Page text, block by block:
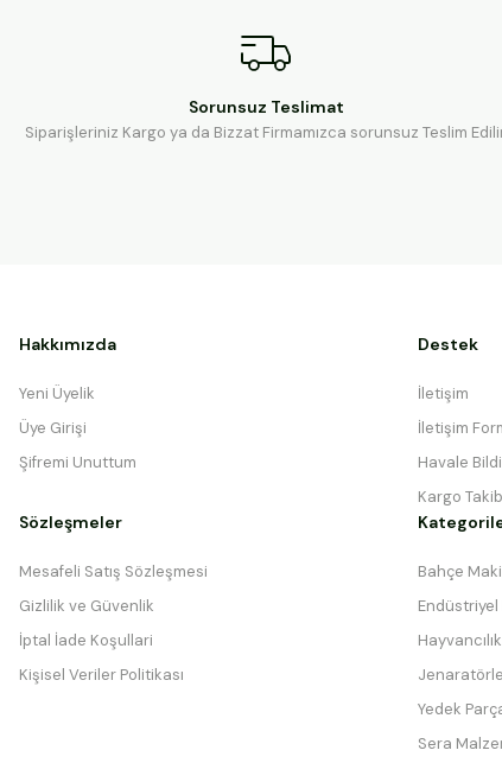
Sorunsuz Teslimat
Siparişleriniz Kargo ya da Bizzat Firmamızca sorunsuz Teslim
Hakkımızda
Yeni Üyelik
Üye Girişi
Şifremi Unuttum
Destek
İletişim
İletişim
Havale
Kargo
Sözleşmeler
Mesafeli Satış Sözleşmesi
Gizlilik ve Güvenlik
İptal İade Koşullari
Kişisel Veriler Politikası
Bahçe
Yedek
Sera